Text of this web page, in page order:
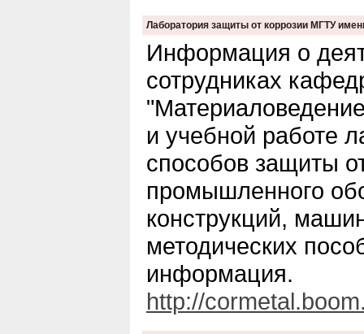
Лаборатория защиты от коррозии МГТУ
Информация о
сотрудниках
и учебной работе
способов защиты
промышленного
конструкций,
методических
информация.
http://